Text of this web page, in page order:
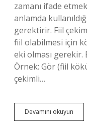
zamanı ifade
anlamda
gerektirir. Fiil
fiil olabilmesi için
eki olması
Örnek: Gör (fiil
çekimli…
Devamını okuyun
Fiili